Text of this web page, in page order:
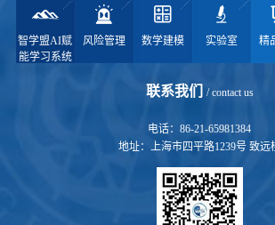
智学盟AI赋
能学习系统
风险管理 数学建模 实验室 精
联系我们 / contact us
电话：86-21-65981384
地址：上海市四平路1239号 致远